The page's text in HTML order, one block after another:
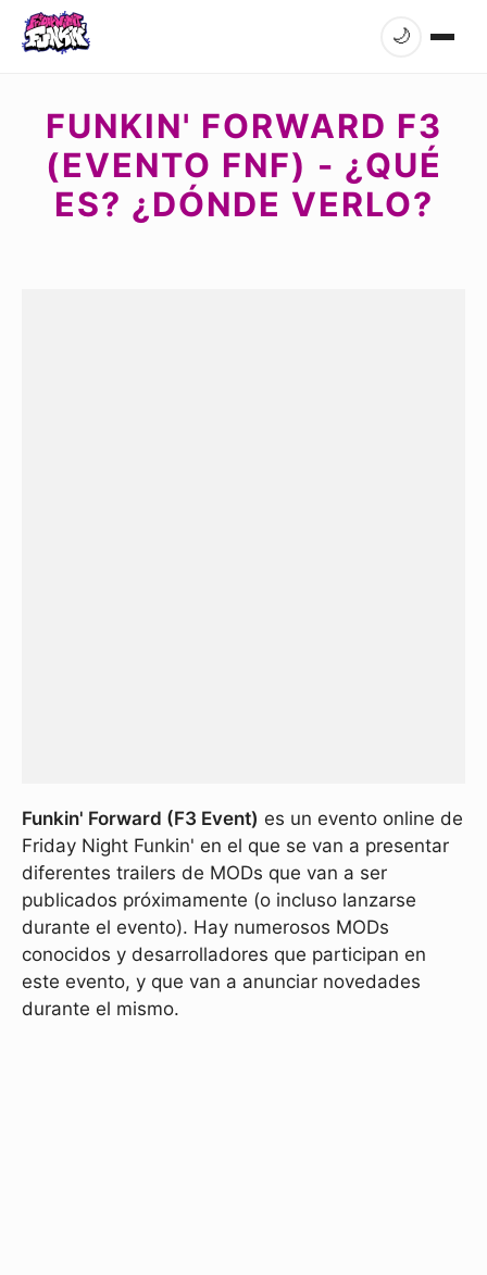
🌙
FUNKIN' FORWARD F3
(EVENTO FNF) - ¿QUÉ
ES? ¿DÓNDE VERLO?
Funkin' Forward (F3 Event) es un evento online de
Friday Night Funkin' en el que se van a presentar
diferentes trailers de MODs que van a ser
publicados próximamente (o incluso lanzarse
durante el evento). Hay numerosos MODs
conocidos y desarrolladores que participan en
este evento, y que van a anunciar novedades
durante el mismo.